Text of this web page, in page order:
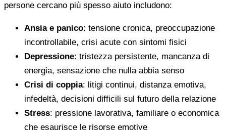
persone cercano più spesso aiuto includono:
Ansia e panico: tensione cronica, preoccupazione
incontrollabile, crisi acute con sintomi fisici
Depressione: tristezza persistente, mancanza di
energia, sensazione che nulla abbia senso
Crisi di coppia: litigi continui, distanza emotiva,
infedeltà, decisioni difficili sul futuro della relazione
Stress: pressione lavorativa, familiare o economica
che esaurisce le risorse emotive